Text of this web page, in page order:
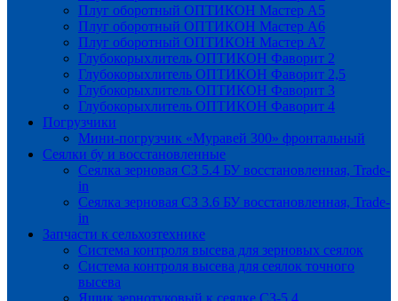
Плуг оборотный ОПТИКОН Мастер А5
Плуг оборотный ОПТИКОН Мастер А6
Плуг оборотный ОПТИКОН Мастер А7
Глубокорыхлитель ОПТИКОН Фаворит 2
Глубокорыхлитель ОПТИКОН Фаворит 2,5
Глубокорыхлитель ОПТИКОН Фаворит 3
Глубокорыхлитель ОПТИКОН Фаворит 4
Погрузчики
Мини-погрузчик «Муравей 300» фронтальный
Сеялки бу и восстановленные
Сеялка зерновая СЗ 5.4 БУ восстановленная, Trade-
in
Сеялка зерновая СЗ 3.6 БУ восстановленная, Trade-
in
Запчасти к сельхозтехнике
Система контроля высева для зерновых сеялок
Система контроля высева для сеялок точного
высева
Ящик зернотуковый к сеялке СЗ-5,4